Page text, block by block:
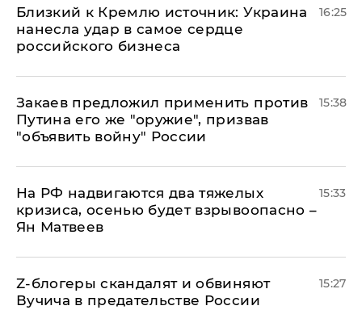
Близкий к Кремлю источник: Украина
нанесла удар в самое сердце
российского бизнеса
16:25
Закаев предложил применить против
Путина его же "оружие", призвав
"объявить войну" России
15:38
На РФ надвигаются два тяжелых
кризиса, осенью будет взрывоопасно –
Ян Матвеев
15:33
Z-блогеры скандалят и обвиняют
Вучича в предательстве России
15:27